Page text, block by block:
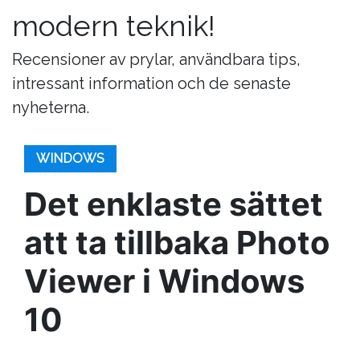
modern teknik!
Recensioner av prylar, användbara tips,
intressant information och de senaste
nyheterna.
WINDOWS
Det enklaste sättet
att ta tillbaka Photo
Viewer i Windows
10